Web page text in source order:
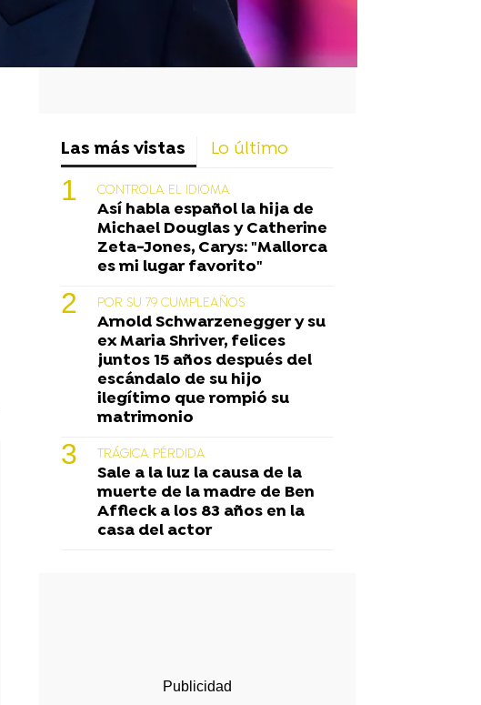
Las más vistas Lo último
CONTROLA EL IDIOMA
Así habla español la hija de
Michael Douglas y Catherine
Zeta-Jones, Carys: "Mallorca
es mi lugar favorito"
POR SU 79 CUMPLEAÑOS
Arnold Schwarzenegger y su
ex Maria Shriver, felices
juntos 15 años después del
escándalo de su hijo
ilegítimo que rompió su
matrimonio
TRÁGICA PÉRDIDA
Sale a la luz la causa de la
muerte de la madre de Ben
Affleck a los 83 años en la
casa del actor